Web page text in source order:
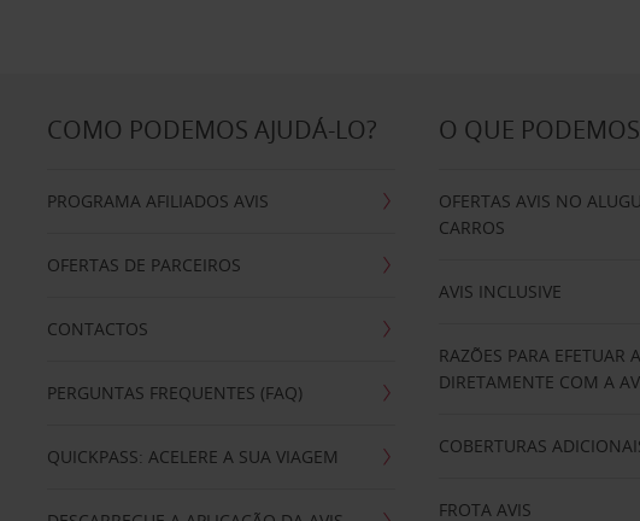
COMO PODEMOS AJUDÁ-LO?
PROGRAMA AFILIADOS AVIS
OFERTAS DE PARCEIROS
CONTACTOS
PERGUNTAS FREQUENTES (FAQ)
QUICKPASS: ACELERE A SUA VIAGEM
O QUE
OFERTAS AVIS NO
CARROS
AVIS INCLUSIVE
RAZÕES PARA EFETUAR
DIRETAMENTE COM A
COBERTURAS
FROTA AVIS